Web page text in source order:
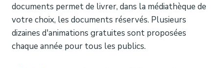
documents permet de livrer, dans la médiathèque de
votre choix, les documents réservés. Plusieurs
dizaines d'animations gratuites sont proposées
chaque année pour tous les publics.